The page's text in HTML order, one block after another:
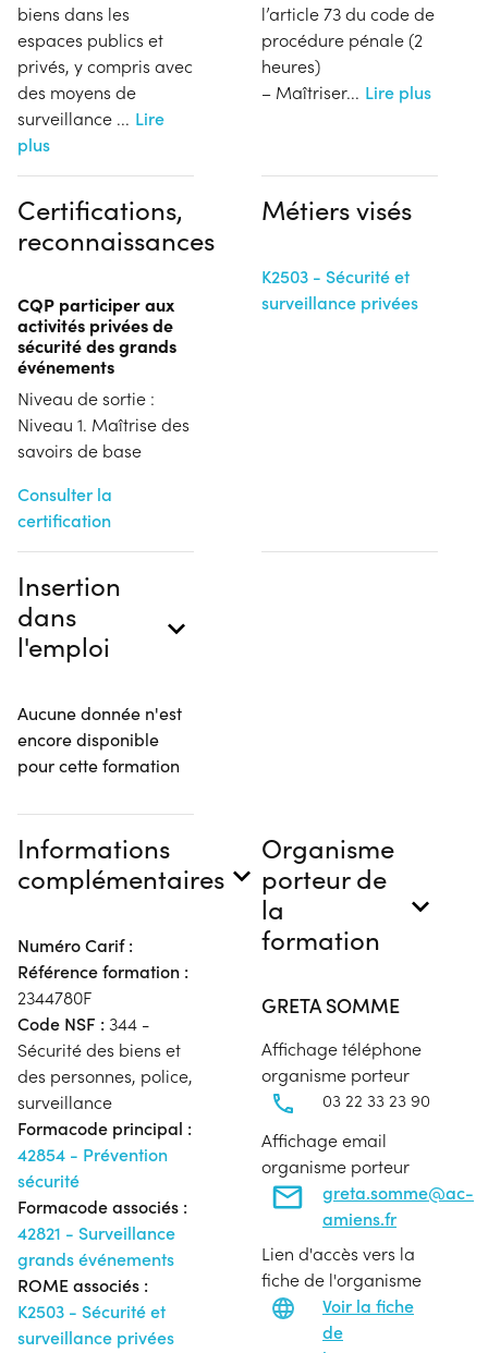
biens dans les
espaces publics et
privés, y compris avec
des moyens de
surveillance ... Lire
plus
l’article 73 du code de
procédure pénale (2
heures)
– Maîtriser... Lire plus
Certifications,
reconnaissances
CQP participer aux
activités privées de
sécurité des grands
événements
Niveau de sortie :
Niveau 1. Maîtrise des
savoirs de base
Consulter la
certification
Métiers visés
K2503 - Sécurité et
surveillance privées
Insertion
dans
l'emploi
Aucune donnée n'est
encore disponible
pour cette formation
Informations
complémentaires
Numéro Carif :
Référence formation :
2344780F
Code NSF : 344 -
Sécurité des biens et
des personnes, police,
surveillance
Formacode principal :
42854 - Prévention
sécurité
Formacode associés :
42821 - Surveillance
grands événements
ROME associés :
K2503 - Sécurité et
surveillance privées
Organisme
porteur de
la
formation
GRETA SOMME
Affichage téléphone
organisme porteur
03 22 33 23 90
Affichage email
organisme porteur
greta.somme@ac-
amiens.fr
Lien d'accès vers la
fiche de l'organisme
Voir la fiche
de